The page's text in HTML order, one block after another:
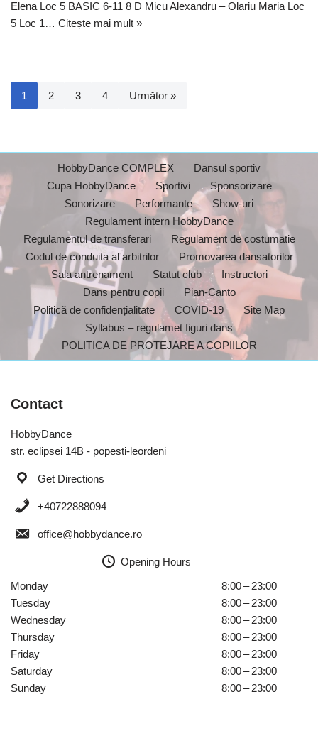
Elena Loc 5 BASIC 6-11 8 D Micu Alexandru – Olariu Maria Loc
5 Loc 1… Citește mai mult »
1 2 3 4 Următor »
HobbyDance COMPLEX
Dansul sportiv
Cupa HobbyDance
Sportivi
Sponsorizare
Sonorizare
Performante
Show-uri
Regulament intern HobbyDance
Regulamentul de transferari
Regulament de costumatie
Codul de conduita al arbitrilor
Promovarea dansatorilor
Sala antrenament
Statut club
Instructori
Dans pentru copii
Pian-Canto
Politică de confidențialitate
COVID-19
Site Map
Syllabus – regulamet figuri dans
POLITICA DE PROTEJARE A COPIILOR
Contact
HobbyDance
str. eclipsei 14B - popesti-leordeni
Get Directions
+40722888094
office@hobbydance.ro
Opening Hours
Monday
8:00 – 23:00
Tuesday
8:00 – 23:00
Wednesday
8:00 – 23:00
Thursday
8:00 – 23:00
Friday
8:00 – 23:00
Saturday
8:00 – 23:00
Sunday
8:00 – 23:00